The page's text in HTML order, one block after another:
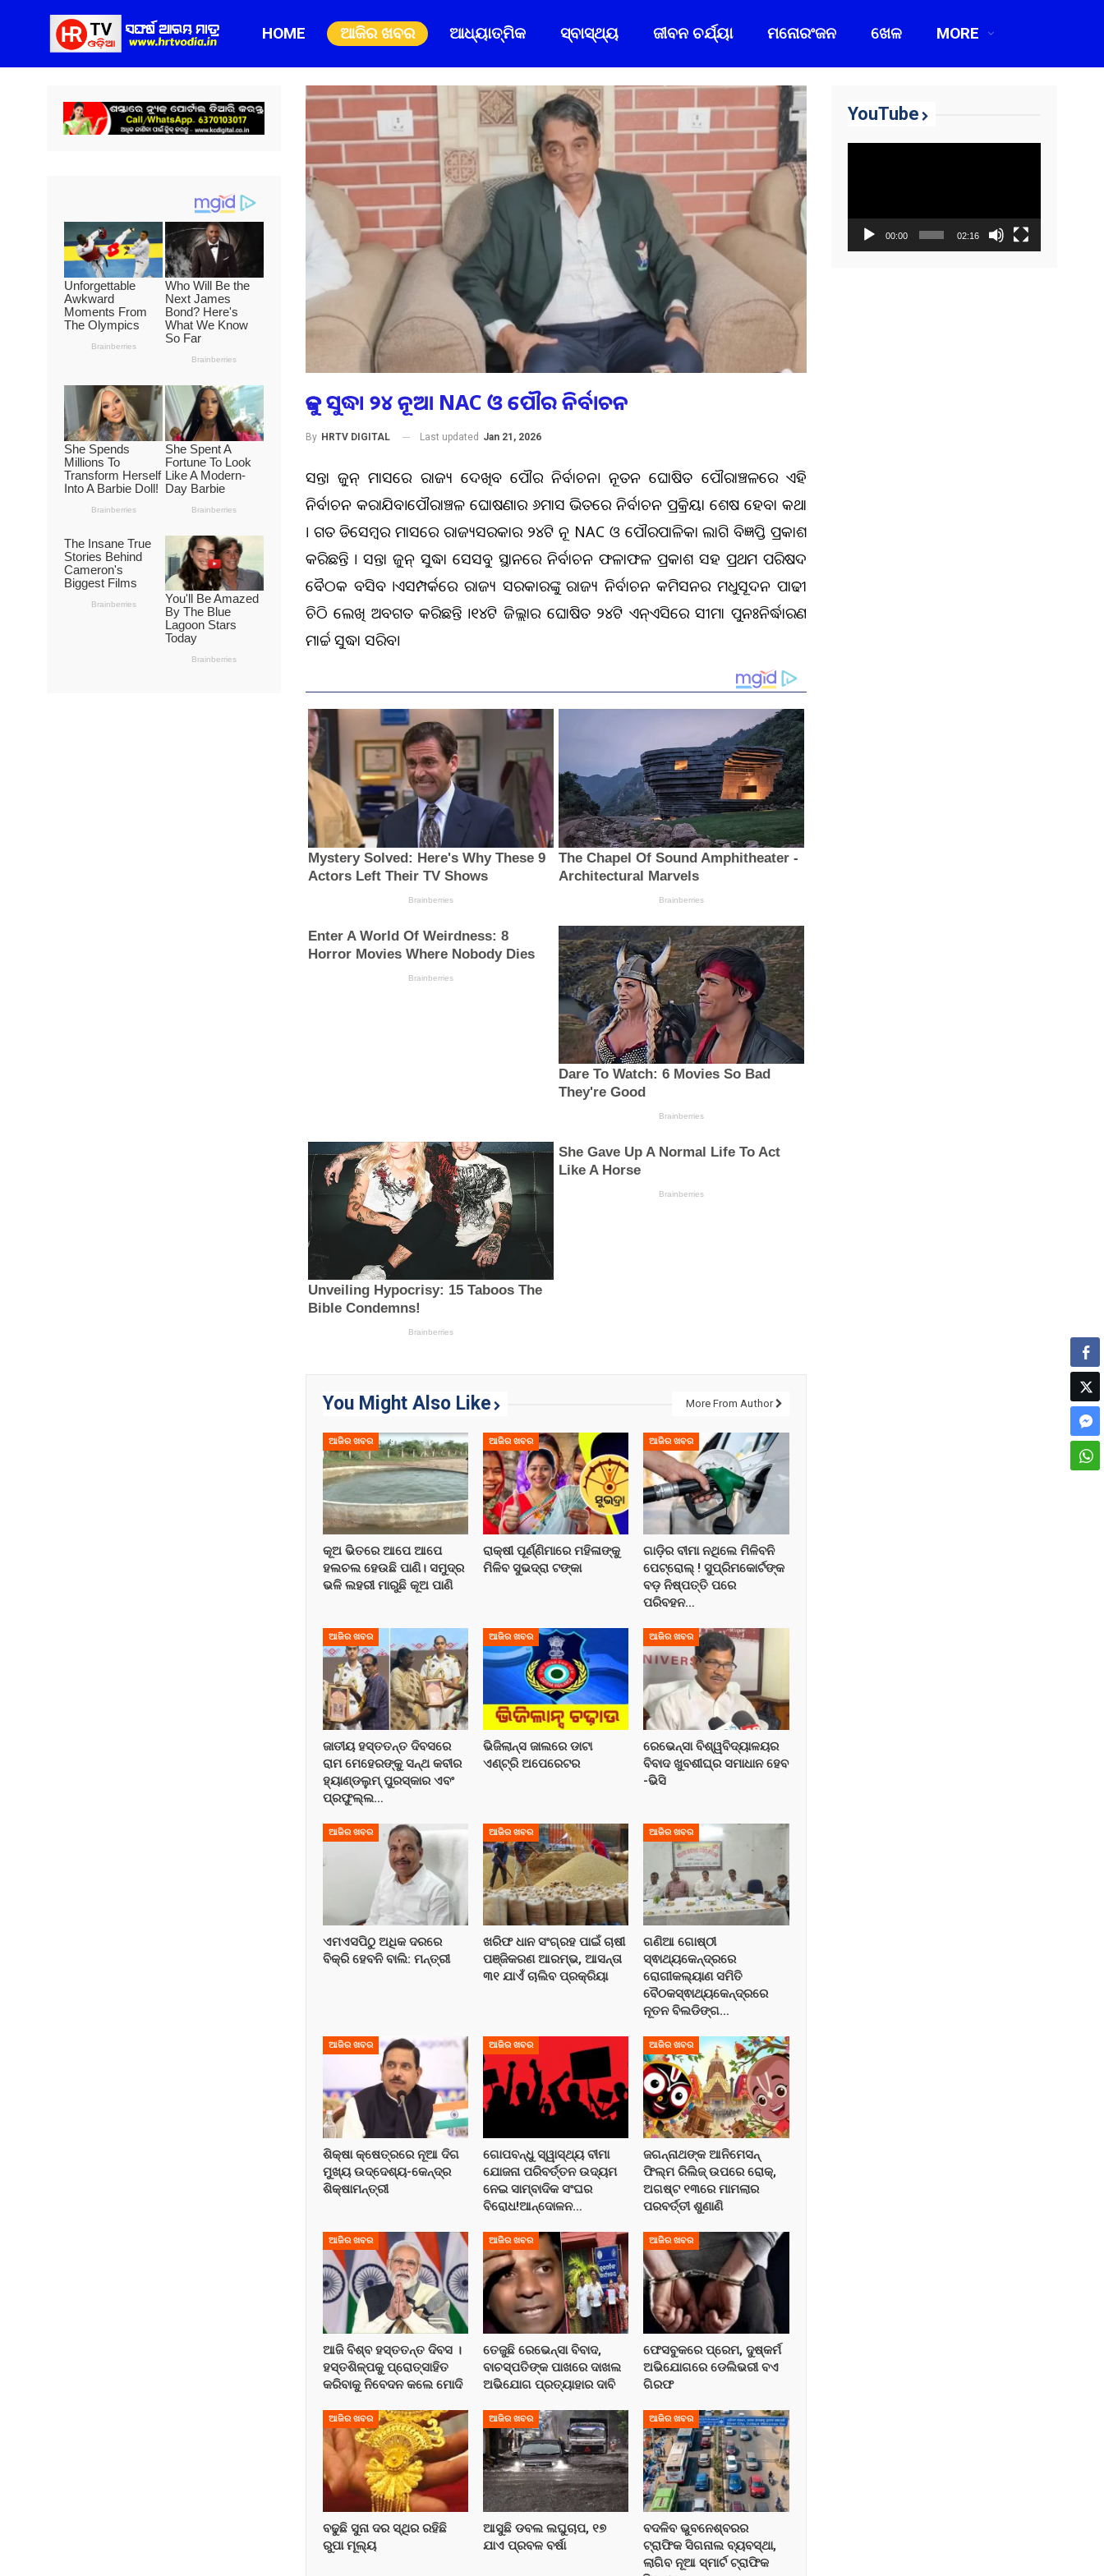
HOME ଆଜିର ଖବର ଆଧ୍ୟାତ୍ମିକ ସ୍ବାସ୍ଥ୍ୟ ଜୀବନ ଚର୍ଯ୍ୟା ମନୋରଂଜନ ଖେଳ MORE
ଜୁନ୍ ସୁଦ୍ଧା ୨୪ ନୂଆ NAC ଓ ପୌର ନିର୍ବାଚନ
By HRTV DIGITAL Last updated Jan 21, 2026
ଆସନ୍ତା ଜୁନ୍‌ ମାସରେ ରାଜ୍ୟ ଦେଖିବ ପୌର ନିର୍ବାଚନ। ନୂତନ ଘୋଷିତ ପୌରାଞ୍ଚଳରେ ଏହି
ନିର୍ବାଚନ କରାଯିବ।ପୌରାଞ୍ଚଳ ଘୋଷଣାର ୬ମାସ ଭିତରେ ନିର୍ବାଚନ ପ୍ରକ୍ରିୟା ଶେଷ ହେବା କଥା
। ଗତ ଡିସେମ୍ବର ମାସରେ ରାଜ୍ୟସରକାର ୨୪ଟି ନୂଆ NAC ଓ ପୌରପାଳିକା ଲାଗି ବିଜ୍ଞପ୍ତି ପ୍ରକାଶ
କରିଛନ୍ତି । ଆସନ୍ତା ଜୁନ୍ ସୁଦ୍ଧା ସେସବୁ ସ୍ଥାନରେ ନିର୍ବାଚନ ଫଳାଫଳ ପ୍ରକାଶ ସହ ପ୍ରଥମ ପରିଷଦ
ବୈଠକ ବସିବ ।ଏସମ୍ପର୍କରେ ରାଜ୍ୟ ସରକାରଙ୍କୁ ରାଜ୍ୟ ନିର୍ବାଚନ କମିସନର ମଧୁସୂଦନ ପାଢୀ
ଚିଠି ଲେଖି ଅବଗତ କରିଛନ୍ତି ।୧୪ଟି ଜିଲ୍ଲାର ଘୋଷିତ ୨୪ଟି ଏନ୍‌ଏସିରେ ସୀମା ପୁନଃନିର୍ଦ୍ଧାରଣ
ମାର୍ଚ୍ଚ ସୁଦ୍ଧା ସରିବ।
You Might Also Like More From Author
ଆଜିର ଖବର
କୂଅ ଭିତରେ ଆପେ ଆପେ
ହଲଚଲ ହେଉଛି ପାଣି। ସମୁଦ୍ର
ଭଳି ଲହରୀ ମାରୁଛି କୂଅ ପାଣି
ଆଜିର ଖବର
ରାକ୍ଷୀ ପୂର୍ଣ୍ଣିମାରେ ମହିଳାଙ୍କୁ
ମିଳିବ ସୁଭଦ୍ରା ଟଙ୍କା
ଆଜିର ଖବର
ଗାଡ଼ିର ବୀମା ନଥିଲେ ମିଳିବନି
ପେଟ୍ରୋଲ୍ ! ସୁପ୍ରିମକୋର୍ଟଙ୍କ
ବଡ଼ ନିଷ୍ପତ୍ତି ପରେ
ପରିବହନ…
ଆଜିର ଖବର
ଜାତୀୟ ହସ୍ତତନ୍ତ ଦିବସରେ
ରାମ ମେହେରଙ୍କୁ ସନ୍ଥ କବୀର
ହ୍ୟାଣ୍ଡଲୁମ୍ ପୁରସ୍କାର ଏବଂ
ପ୍ରଫୁଲ୍ଲ…
ଆଜିର ଖବର
ଭିଜିଲାନ୍ସ ଜାଲରେ ଡାଟା
ଏଣ୍ଟ୍ରି ଅପେରେଟର
ଆଜିର ଖବର
ରେଭେନ୍ସା ବିଶ୍ୱବିଦ୍ୟାଳୟର
ବିବାଦ ଖୁବଶୀଘ୍ର ସମାଧାନ ହେବ
-ଭିସି
ଆଜିର ଖବର
ଏମଏସପିଠୁ ଅଧିକ ଦରରେ
ବିକ୍ରି ହେବନି ବାଲି: ମନ୍ତ୍ରୀ
ଆଜିର ଖବର
ଖରିଫ ଧାନ ସଂଗ୍ରହ ପାଇଁ ଚାଷୀ
ପଞ୍ଜିକରଣ ଆରମ୍ଭ, ଆସନ୍ତା
୩୧ ଯାଏଁ ଚାଲିବ ପ୍ରକ୍ରିୟା
ଆଜିର ଖବର
ଗଣିଆ ଗୋଷ୍ଠୀ
ସ୍ଵାଥ୍ୟକେନ୍ଦ୍ରରେ
ରୋଗୀକଲ୍ୟାଣ ସମିତି
ବୈଠକସ୍ଵାଥ୍ୟକେନ୍ଦ୍ରରେ
ନୂତନ ବିଲଡିଙ୍ଗ…
ଆଜିର ଖବର
ଶିକ୍ଷା କ୍ଷେତ୍ରରେ ନୂଆ ଦିଗ
ମୁଖ୍ୟ ଉଦ୍ଦେଶ୍ୟ-କେନ୍ଦ୍ର
ଶିକ୍ଷାମନ୍ତ୍ରୀ
ଆଜିର ଖବର
ଗୋପବନ୍ଧୁ ସ୍ୱାସ୍ଥ୍ୟ ବୀମା
ଯୋଜନା ପରିବର୍ତ୍ତନ ଉଦ୍ୟମ
ନେଇ ସାମ୍ବାଦିକ ସଂଘର
ବିରୋଧ!ଆନ୍ଦୋଳନ…
ଆଜିର ଖବର
ଜଗନ୍ନାଥଙ୍କ ଆନିମେସନ୍
ଫିଲ୍ମ ରିଲିଜ୍ ଉପରେ ରୋକ୍,
ଅଗଷ୍ଟ ୧୩ରେ ମାମଲାର
ପରବର୍ତ୍ତୀ ଶୁଣାଣି
ଆଜିର ଖବର
ଆଜି ବିଶ୍ବ ହସ୍ତତନ୍ତ ଦିବସ ।
ହସ୍ତଶିଳ୍ପକୁ ପ୍ରୋତ୍ସାହିତ
କରିବାକୁ ନିବେଦନ କଲେ ମୋଦି
ଆଜିର ଖବର
ତେଜୁଛି ରେଭେନ୍ସା ବିବାଦ,
ବାଚସ୍ପତିଙ୍କ ପାଖରେ ଦାଖଲ
ଅଭିଯୋଗ ପ୍ରତ୍ୟାହାର ଦାବି
ଆଜିର ଖବର
ଫେସବୁକରେ ପ୍ରେମ, ଦୁଷ୍କର୍ମ
ଅଭିଯୋଗରେ ଡେଲିଭରୀ ବଏ
ଗିରଫ
ଆଜିର ଖବର
ବଢୁଛି ସୁନା ଦର ସ୍ଥିର ରହିଛି
ରୁପା ମୂଲ୍ୟ
ଆଜିର ଖବର
ଆସୁଛି ଡବଲ ଲଘୁଚାପ, ୧୭
ଯାଏ ପ୍ରବଳ ବର୍ଷା
ଆଜିର ଖବର
ବଦଳିବ ଭୁବନେଶ୍ବରର
ଟ୍ରାଫିକ ସିଗନାଲ ବ୍ୟବସ୍ଥା,
ଲାଗିବ ନୂଆ ସ୍ମାର୍ଟ ଟ୍ରାଫିକ
YouTube
00:00 02:16